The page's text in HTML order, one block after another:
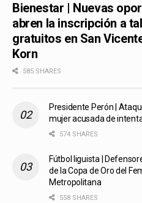
Bienestar | Nuevas
abren la inscripción a
gratuitos en San
Korn
585 SHARES
Presidente Perón |
mujer acusada de
574 SHARES
Fútbol liguista |
de la Copa de Oro del
Metropolitana
558 SHARES